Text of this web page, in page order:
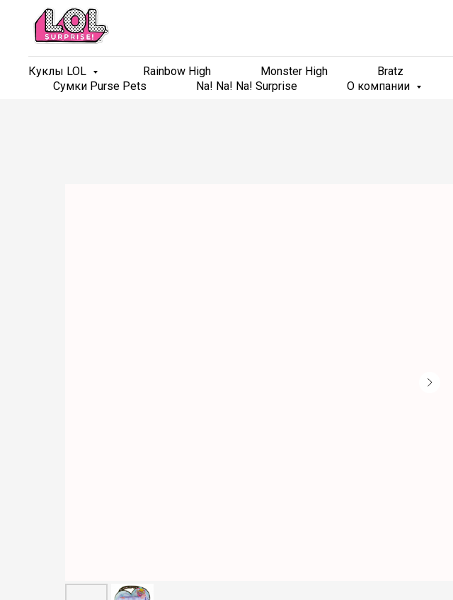
Куклы LOL Rainbow High Monster High Bratz
Сумки Purse Pets
Na! Na! Na! Surprise О компании
Куклы LOL Rainbow High Monster High Bratz
Сумки Purse Pets
Na! Na! Na! Surprise О компании